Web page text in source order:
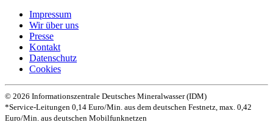
Impressum
Wir über uns
Presse
Kontakt
Datenschutz­
Cookies
© 2026 Informationszentrale Deutsches Mineralwasser (IDM)
*Service-Leitungen 0,14 Euro/Min. aus dem deutschen Festnetz, max. 0,42
Euro/Min. aus deutschen Mobilfunknetzen